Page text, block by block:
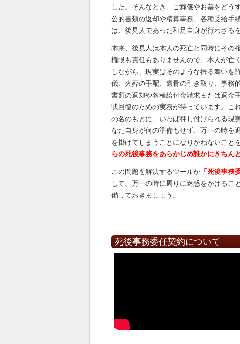
した。そんなとき、ご葬儀やお墓をどう
公的書類の返却や精算事務、各種受給手
は、後見人であった和足自身が行わざる
本来、後見人は本人の死亡と同時にその
権限も責任もありませんので、本人が亡
しながら、現実はそのような振る舞いを
儀、火葬の手配、遺骨の引き取り、事務
書類の返却や各種給付金請求または返金
状回復のための実務が待っています。こ
の名のもとに、いわば押し付けられる現
なた自身が何の準備もせず、万一の時を
を掛けてしまうことになりかねないこと
らの死後事務をあらかじめ誰かにきちん
この問題を解決するツールが 「死後事務
して、万一の時に周りに迷惑をかけるこ
備しておきましょう。
死後事務委任契約について